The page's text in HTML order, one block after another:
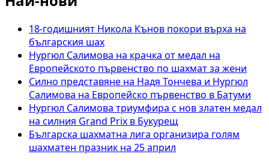
се
проведе
в
с.
Гърмен
18-годишният Никола Кънов покори върха на
българския шах
Нургюл Салимова на крачка от медал на
Европейското първенство по шахмат за жени
Силно представяне на Надя Тончева и Нургюл
Салимова на Европейско първенство в Батуми
Нургюл Салимова триумфира с нов златен медал
на силния Grand Prix в Букурещ
Българска шахматна лига организира голям
шахматен празник на 25 април